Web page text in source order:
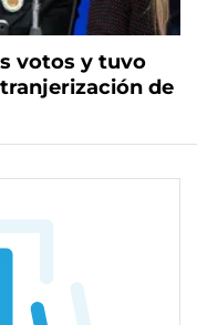
votos y tuvo
de